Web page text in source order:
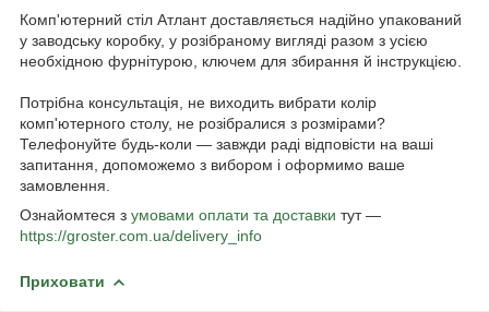
Комп'ютерний стіл Атлант доставляється надійно упакований
у заводську коробку, у розібраному вигляді разом з усією
необхідною фурнітурою, ключем для збирання й інструкцією.
Потрібна консультація, не виходить вибрати колір
комп'ютерного столу, не розібралися з розмірами?
Телефонуйте будь-коли — завжди раді відповісти на ваші
запитання, допоможемо з вибором і оформимо ваше
замовлення.
Ознайомтеся з умовами оплати та доставки тут —
https://groster.com.ua/delivery_info
Приховати